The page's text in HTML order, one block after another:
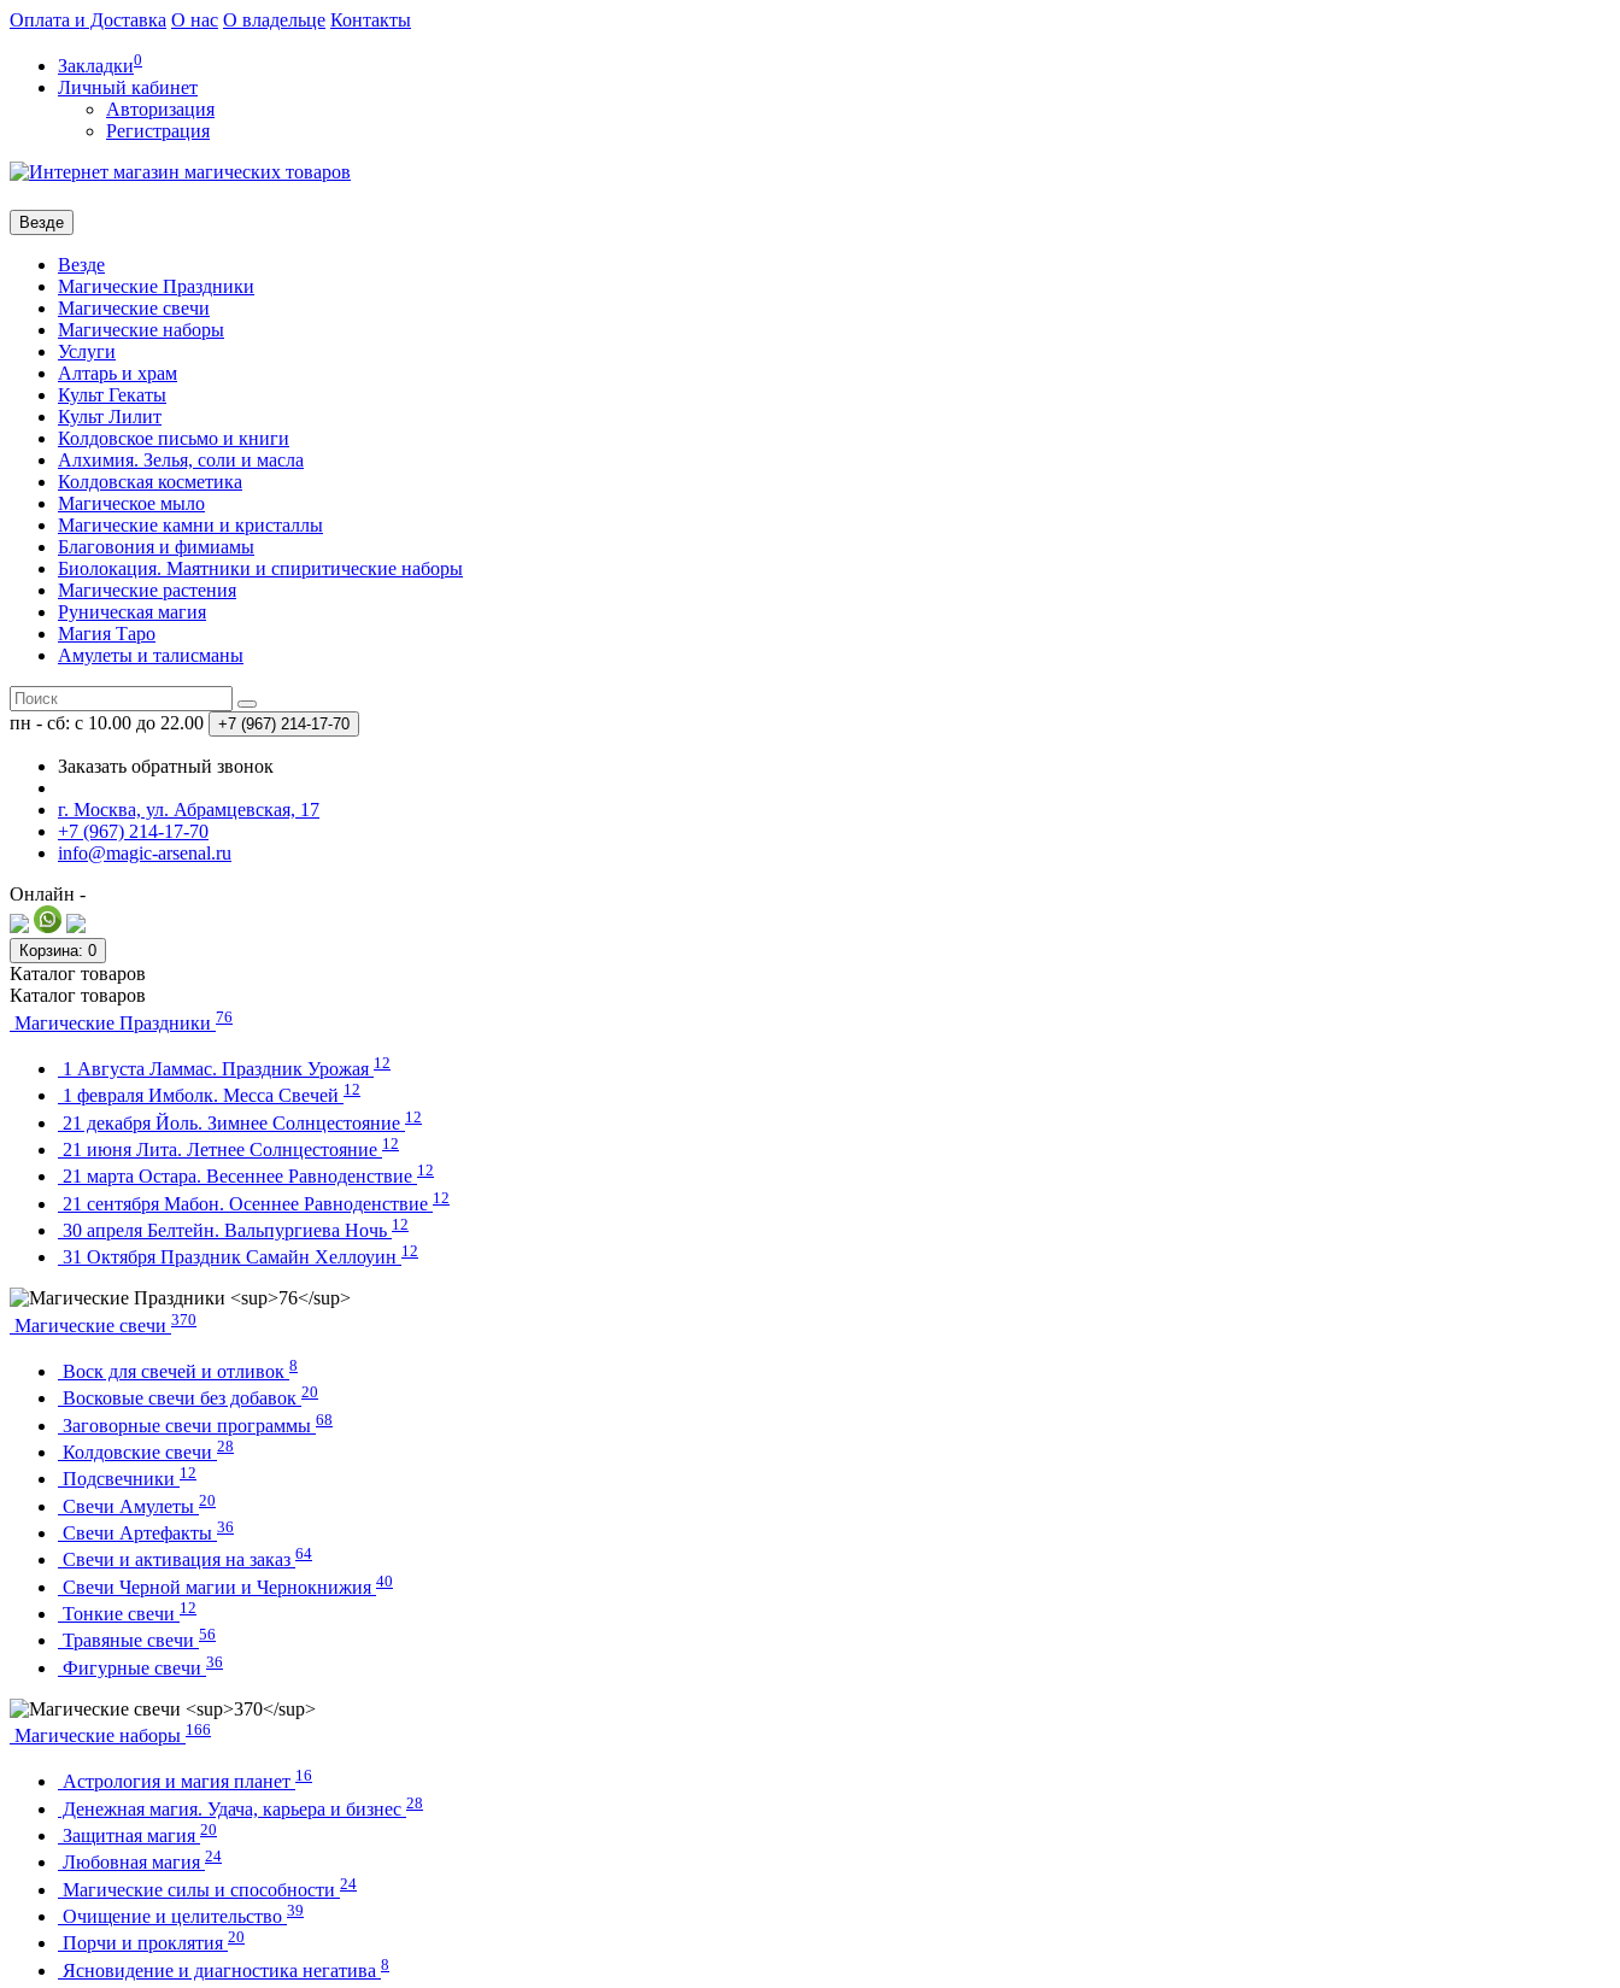
Оплата и Доставка О нас О владельце Контакты
Закладки0
Личный кабинет
Авторизация
Регистрация
Везде
Везде
Магические Праздники
Магические свечи
Магические наборы
Услуги
Алтарь и храм
Культ Гекаты
Культ Лилит
Колдовское письмо и книги
Алхимия. Зелья, соли и масла
Колдовская косметика
Магическое мыло
Магические камни и кристаллы
Благовония и фимиамы
Биолокация. Маятники и спиритические наборы
Магические растения
Руническая магия
Магия Таро
Амулеты и талисманы
пн - сб: с 10.00 до 22.00 +7 (967) 214-17-70
Заказать обратный звонок
г. Москва, ул. Абрамцевская, 17
+7 (967) 214-17-70
info@magic-arsenal.ru
Онлайн -
Корзина: 0
Каталог товаров
Каталог товаров
Магические Праздники 76
1 Августа Ламмас. Праздник Урожая 12
1 февраля Имболк. Месса Свечей 12
21 декабря Йоль. Зимнее Солнцестояние 12
21 июня Лита. Летнее Солнцестояние 12
21 марта Остара. Весеннее Равноденствие 12
21 сентября Мабон. Осеннее Равноденствие 12
30 апреля Белтейн. Вальпургиева Ночь 12
31 Октября Праздник Самайн Хеллоуин 12
Магические свечи 370
Воск для свечей и отливок 8
Восковые свечи без добавок 20
Заговорные свечи программы 68
Колдовские свечи 28
Подсвечники 12
Свечи Амулеты 20
Свечи Артефакты 36
Свечи и активация на заказ 64
Свечи Черной магии и Чернокнижия 40
Тонкие свечи 12
Травяные свечи 56
Фигурные свечи 36
Магические наборы 166
Астрология и магия планет 16
Денежная магия. Удача, карьера и бизнес 28
Защитная магия 20
Любовная магия 24
Магические силы и способности 24
Очищение и целительство 39
Порчи и проклятия 20
Ясновидение и диагностика негатива 8